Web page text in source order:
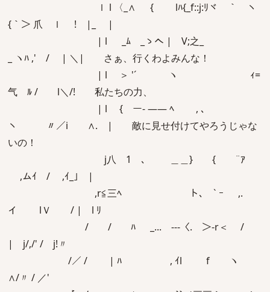
ｌ l 〈_∧ { lﾊ{_f::j:ﾘヾ ｀ ヽ
{｀＞ 爪 ｌ ! |_ |
| l _ﾑ _ゝへ | V;之_
_ ヽﾊ ,' / | ＼| さぁ、行くわよみんな！
| l ＞ '´ ヽ ｨ=
气 ﾙ / l＼/! 私たちの力、
| l { ー- ―― ﾍ , ､
ヽ 〃／i ∧. | 敵に見せ付けてやろうじゃな
いの！
j八 1 ､ ＿＿} { ¨ｱ
,ムｲ / ,ｲ_｣ |
,r≦三ﾍ ￣ ト､ ` ｰ ,.
イ lＶ / | l ﾘ
/ / ﾊ _... --‐〈. ＞‐r＜ /
| j/,/' / j!〃
/／ / | ﾊ , ｲl f ヽ
∧/〃 / ／'